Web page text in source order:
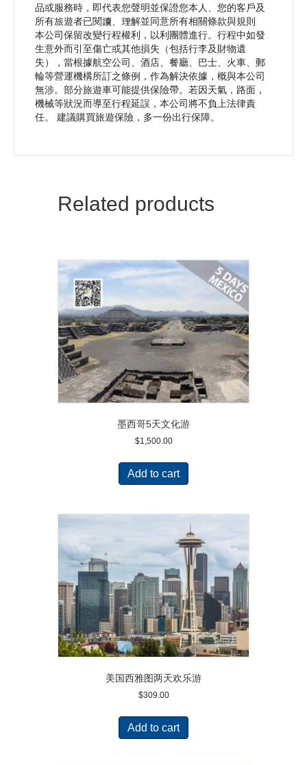
品或服務時，即代表您聲明並保證您本人、您的客戶及
所有旅遊者已閱讀、理解並同意所有相關條款與規則
本公司保留改變行程權利，以利團體進行。行程中如發
生意外而引至傷亡或其他損失（包括行李及財物遺
失），當根據航空公司、酒店、餐廳、巴士、火車、郵
輪等營運機構所訂之條例，作為解決依據，概與本公司
無涉。部分旅遊車可能提供保險帶。若因天氣，路面，
機械等狀況而導至行程延誤，本公司將不負上法律責
任。 建議購買旅遊保險，多一份出行保障。
Related products
墨西哥5天文化游
$1,500.00
Add to cart
美国西雅图两天欢乐游
$309.00
Add to cart